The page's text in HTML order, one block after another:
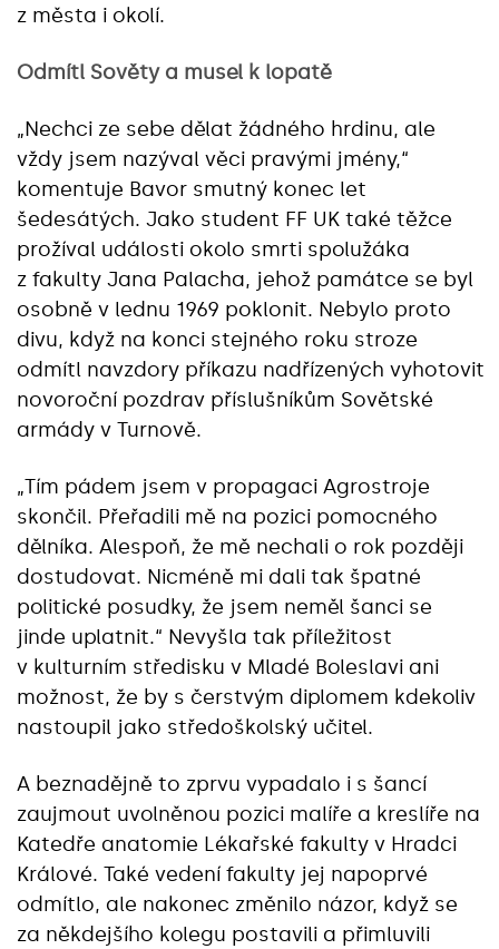
z města i okolí.
Odmítl Sověty a musel k lopatě
„Nechci ze sebe dělat žádného hrdinu, ale
vždy jsem nazýval věci pravými jmény,“
komentuje Bavor smutný konec let
šedesátých. Jako student FF UK také těžce
prožíval události okolo smrti spolužáka
z fakulty Jana Palacha, jehož památce se byl
osobně v lednu 1969 poklonit. Nebylo proto
divu, když na konci stejného roku stroze
odmítl navzdory příkazu nadřízených vyhotovit
novoroční pozdrav příslušníkům Sovětské
armády v Turnově.
„Tím pádem jsem v propagaci Agrostroje
skončil. Přeřadili mě na pozici pomocného
dělníka. Alespoň, že mě nechali o rok později
dostudovat. Nicméně mi dali tak špatné
politické posudky, že jsem neměl šanci se
jinde uplatnit.“ Nevyšla tak příležitost
v kulturním středisku v Mladé Boleslavi ani
možnost, že by s čerstvým diplomem kdekoliv
nastoupil jako středoškolský učitel.
A beznadějně to zprvu vypadalo i s šancí
zaujmout uvolněnou pozici malíře a kreslíře na
Katedře anatomie Lékařské fakulty v Hradci
Králové. Také vedení fakulty jej napoprvé
odmítlo, ale nakonec změnilo názor, když se
za někdejšího kolegu postavili a přimluvili